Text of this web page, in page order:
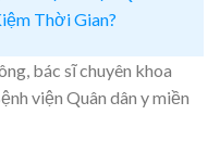
Thời Gian?
bác sĩ chuyên khoa
viện Quân dân y miền